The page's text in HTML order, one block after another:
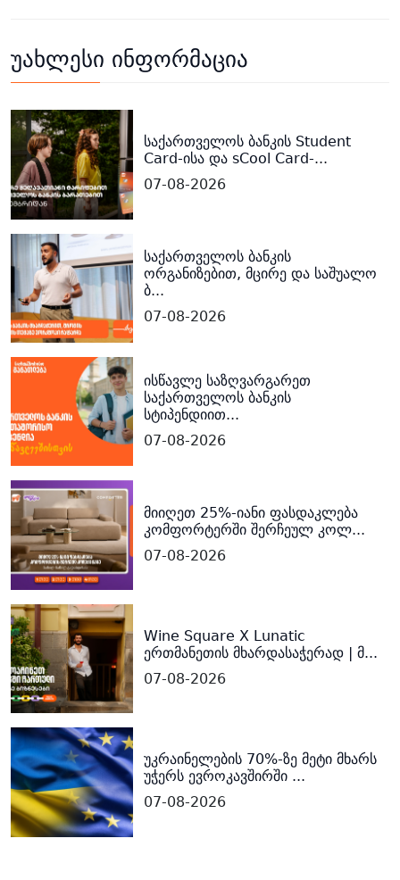
უახლესი ინფორმაცია
საქართველოს ბანკის Student
Card-ისა და sCool Card-...
07-08-2026
საქართველოს ბანკის
ორგანიზებით, მცირე და საშუალო
ბ...
07-08-2026
ისწავლე საზღვარგარეთ
საქართველოს ბანკის
სტიპენდიით...
07-08-2026
მიიღეთ 25%-იანი ფასდაკლება
კომფორტერში შერჩეულ კოლ...
07-08-2026
Wine Square X Lunatic
ერთმანეთის მხარდასაჭერად | მ...
07-08-2026
უკრაინელების 70%-ზე მეტი მხარს
უჭერს ევროკავშირში ...
07-08-2026